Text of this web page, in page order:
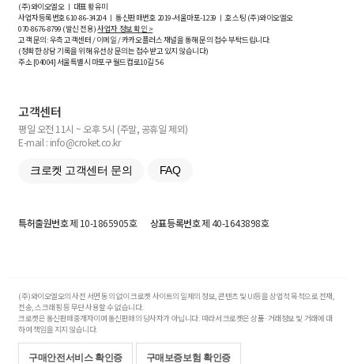
(주)와이오엘오 ㅣ 대표 황유미
사업자등록번호610-86-34204ㅣ 통신판매번호 2019-서울마포-1239 ㅣ 호스팅 (주)와이오엘오
070-8676-8799 (발신 전용)사업자 정보 확인 >
고객 문의: 우측 고객센터 / 이메일 / 카카오플러스 채널을 통해 문의 접수 부탁드립니다.
(정확한 상담 기록을 위해 유선상 문의는 접수받고 있지 않습니다)
주소 [04004] 서울특별시 마포구 월드컵로10길5-6
고객센터
평일 오전 11시 ~ 오후 5시 (주말, 공휴일 제외)
E-mail : info@croket.co.kr
크로켓 고객센터 문의 FAQ
특허출원번호제 10-1865905호 상표등록번호제 40-1643898호
(주)와이오엘오의 사전 서면 동의 없이 크로켓 사이트의 일체의 정보, 콘텐츠 및 UI등을 상업적 목적으로 전재,
전송, 스크래핑 등 무단 사용할 수 없습니다.
크로켓은 통신판매중개자이며 통신판매의 당사자가 아닙니다. 따라서 크로켓은 상품·거래정보 및 거래에 대
하여 책임을 지지 않습니다.
구매안전서비스 확인증 구매보증보험 확인증